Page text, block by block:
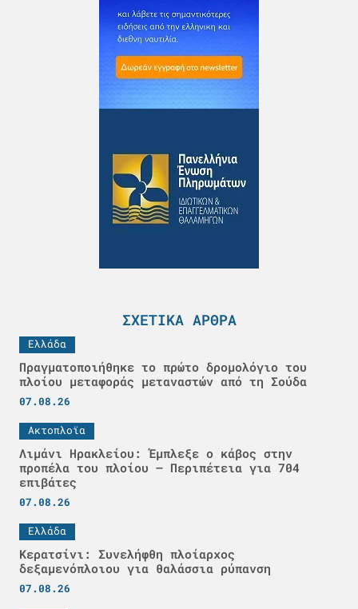
ΣΧΕΤΙΚΆ ΆΡΘΡΑ
Ελλάδα
Πραγματοποιήθηκε το πρώτο δρομολόγιο του
πλοίου μεταφοράς μεταναστών από τη Σούδα
07.08.26
Ακτοπλοϊα
Λιμάνι Ηρακλείου: Έμπλεξε ο κάβος στην
προπέλα του πλοίου – Περιπέτεια για 704
επιβάτες
07.08.26
Ελλάδα
Κερατσίνι: Συνελήφθη πλοίαρχος
δεξαμενόπλοιου για θαλάσσια ρύπανση
07.08.26